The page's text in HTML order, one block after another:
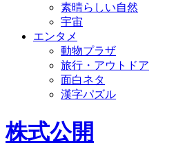
素晴らしい自然
宇宙
エンタメ
動物プラザ
旅行・アウトドア
面白ネタ
漢字パズル
株式公開